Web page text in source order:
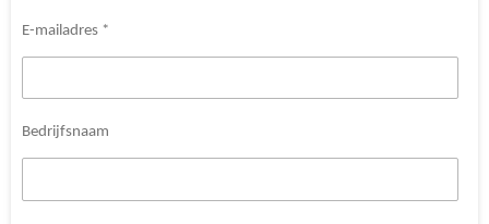
E-mailadres *
Bedrijfsnaam